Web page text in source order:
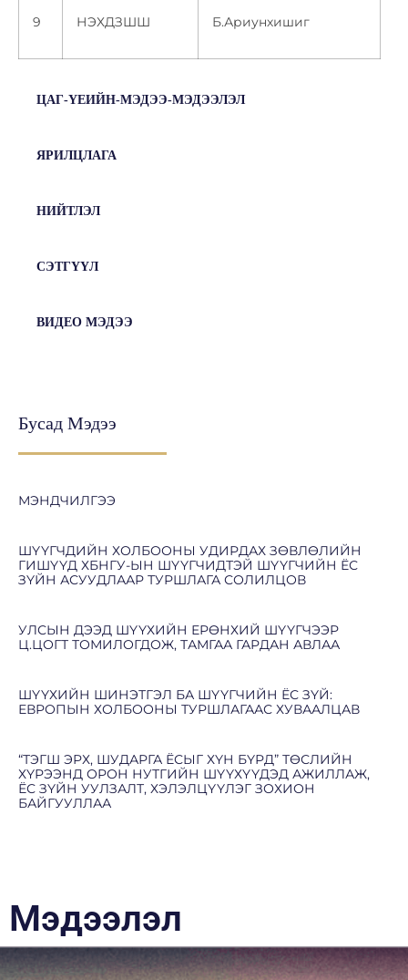
9 НЭХДЗШШ Б.Ариунхишиг
ЦАГ-ҮЕИЙН-МЭДЭЭ-МЭДЭЭЛЭЛ
ЯРИЛЦЛАГА
НИЙТЛЭЛ
СЭТГҮҮЛ
ВИДЕО МЭДЭЭ
Бусад Мэдээ
МЭНДЧИЛГЭЭ
ШҮҮГЧДИЙН ХОЛБООНЫ УДИРДАХ ЗӨВЛӨЛИЙН
ГИШҮҮД ХБНГУ-ЫН ШҮҮГЧИДТЭЙ ШҮҮГЧИЙН ЁС
ЗҮЙН АСУУДЛААР ТУРШЛАГА СОЛИЛЦОВ
УЛСЫН ДЭЭД ШҮҮХИЙН ЕРӨНХИЙ ШҮҮГЧЭЭР
Ц.ЦОГТ ТОМИЛОГДОЖ, ТАМГАА ГАРДАН АВЛАА
ШҮҮХИЙН ШИНЭТГЭЛ БА ШҮҮГЧИЙН ЁС ЗҮЙ:
ЕВРОПЫН ХОЛБООНЫ ТУРШЛАГААС ХУВААЛЦАВ
“ТЭГШ ЭРХ, ШУДАРГА ЁСЫГ ХҮН БҮРД” ТӨСЛИЙН
ХҮРЭЭНД ОРОН НУТГИЙН ШҮҮХҮҮДЭД АЖИЛЛАЖ,
ЁС ЗҮЙН УУЛЗАЛТ, ХЭЛЭЛЦҮҮЛЭГ ЗОХИОН
БАЙГУУЛЛАА
Мэдээлэл